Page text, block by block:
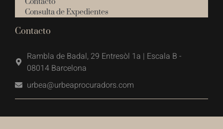
Consulta de Expedientes
Contacto
Rambla de Badal, 29 Entresòl 1a | Escala B -
08014 Barcelona
urbea@urbeaprocuradors.com